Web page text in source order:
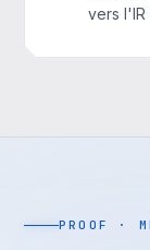
vers l'IR
PROOF ·